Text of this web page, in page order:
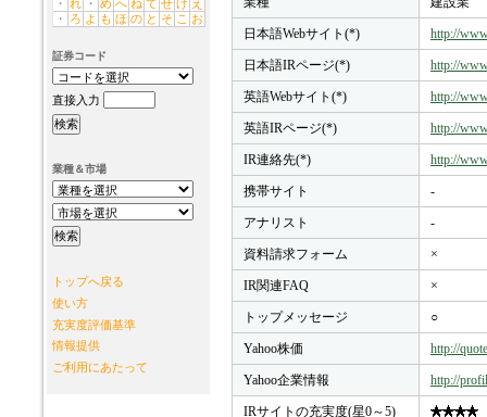
・ れ ・ め へ ね て せ け え
・
ろ よ も ほ の と そ こ お
証券コード
直接入力
業種＆市場
トップへ戻る
使い方
充実度評価基準
情報提供
ご利用にあたって
日本語Webサイト(*) http://
日本語IRページ(*) http://
英語Webサイト(*) http://
英語IRページ(*) http://
IR連絡先(*) http://
携帯サイト -
アナリスト -
資料請求フォーム ×
IR関連FAQ ×
トップメッセージ ○
Yahoo株価 http://
Yahoo企業情報 http://
IRサイトの充実度(星0～5)